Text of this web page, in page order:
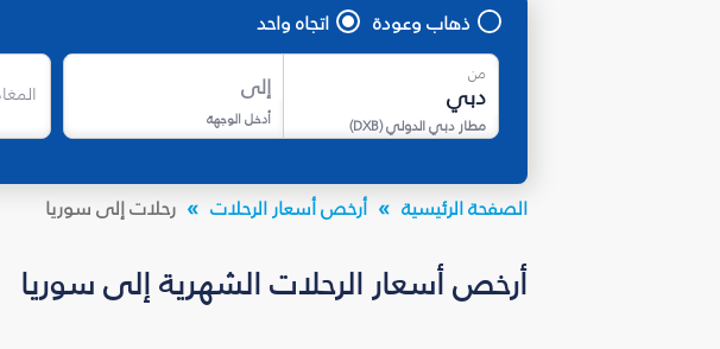
ذهاب وعودة اتجاه واحد
من
مطار دبي الدولي(
DXB
)
إلى
أدخل الوجهة
الصفحة الرئيسية أرخص أسعار الرحلات رحلات إلى سوريا
أرخص أسعار الرحلات الشهرية إلى سوريا